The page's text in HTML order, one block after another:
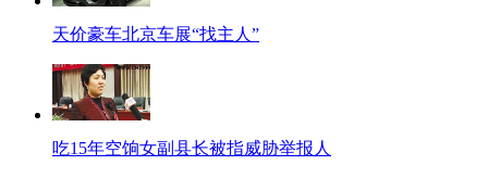
天价豪车北京车展“找主人”
吃15年空饷女副县长被指威胁举报人